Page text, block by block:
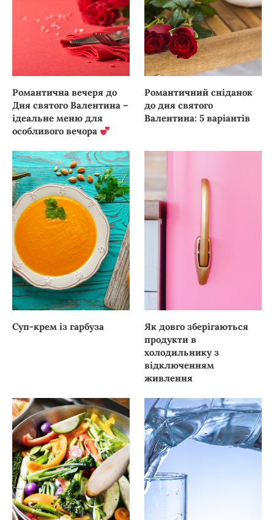
Романтична вечеря до
Дня святого Валентина –
ідеальне меню для
особливого вечора
Романтичний сніданок
до дня святого
Валентина: 5 варіантів
Суп-крем із гарбуза
Як довго зберігаються
продукти в
холодильнику з
відключенням
живлення